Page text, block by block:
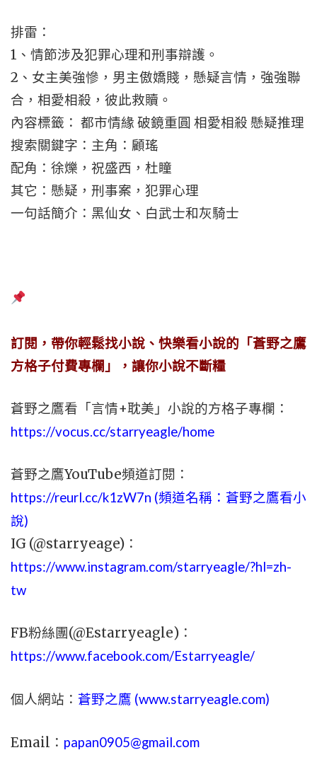
排雷：
1、情節涉及犯罪心理和刑事辯護。
2、女主美強慘，男主傲嬌賤，懸疑言情，強強聯
合，相愛相殺，彼此救贖。
內容標籤： 都市情緣 破鏡重圓 相愛相殺 懸疑推理
搜索關鍵字：主角：顧瑤
配角：徐爍，祝盛西，杜瞳
其它：懸疑，刑事案，犯罪心理
一句話簡介：黑仙女、白武士和灰騎士
訂閱，帶你輕鬆找小說、快樂看小說的「蒼野之鷹
方格子付費專欄」，讓你小說不斷糧
蒼野之鷹看「言情+耽美」小說的方格子專欄：
https://vocus.cc/starryeagle/home
蒼野之鷹YouTube頻道訂閱：
https://reurl.cc/k1zW7n (頻道名稱：蒼野之鷹看小
說)
IG (@starryeage)：
https://www.instagram.com/starryeagle/?hl=zh-
tw
FB粉絲團(@Estarryeagle)：
https://www.facebook.com/Estarryeagle/
個人網站： 蒼野之鷹 (www.starryeagle.com)
Email： papan0905@gmail.com